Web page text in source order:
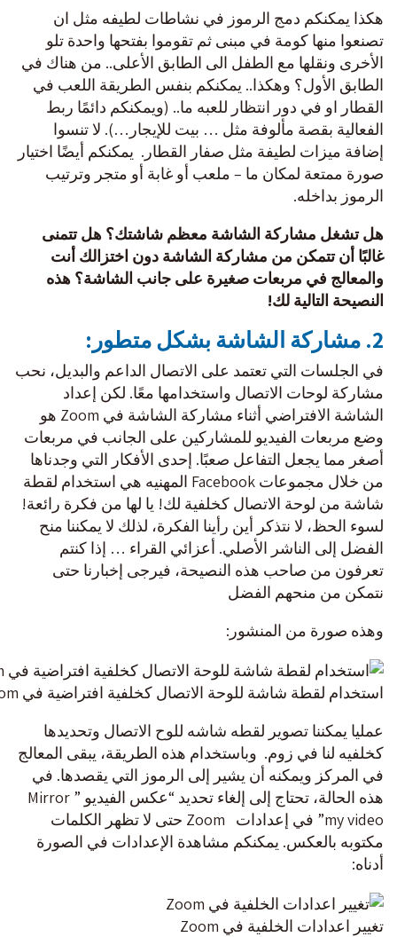
هكذا يمكنكم دمج الرموز في نشاطات لطيفه مثل ان
تصنعوا منها كومة في مبنى ثم تقوموا بفتحها واحدة تلو
الأخرى ونقلها مع الطفل الى الطابق الأعلى.. من هناك في
الطابق الأول؟ وهكذا.. يمكنكم بنفس الطريقة اللعب في
القطار او في دور انتظار للعبه ما.. (ويمكنكم دائمًا ربط
الفعالية بقصة مألوفة مثل … بيت للإيجار…). لا تنسوا
إضافة ميزات لطيفة مثل صفار القطار. يمكنكم أيضًا اختيار
صورة ممتعة لمكان ما – ملعب أو غابة أو متجر وترتيب
الرموز بداخله.
هل تشغل مشاركة الشاشة معظم شاشتك؟ هل تتمنى
غالبًا أن تتمكن من مشاركة الشاشة دون اختزالك أنت
والمعالج في مربعات صغيرة على جانب الشاشة؟ هذه
النصيحة التالية لك!
2. مشاركة الشاشة بشكل متطور :
في الجلسات التي تعتمد على الاتصال الداعم والبديل، نحب
مشاركة لوحات الاتصال واستخدامها معًا. لكن إعداد
الشاشة الافتراضي أثناء مشاركة الشاشة في Zoom هو
وضع مربعات الفيديو للمشاركين على الجانب في مربعات
أصغر مما يجعل التفاعل صعبًا. إحدى الأفكار التي وجدناها
من خلال مجموعات Facebook المهنيه هي استخدام لقطة
شاشة من لوحة الاتصال كخلفية لك! يا لها من فكرة رائعة!
لسوء الحظ، لا نتذكر أين رأينا الفكرة، لذلك لا يمكننا منح
الفضل إلى الناشر الأصلي. أعزائي القراء … إذا كنتم
تعرفون من صاحب هذه النصيحة، فيرجى إخبارنا حتى
نتمكن من منحهم الفضل
وهذه صورة من المنشور:
استخدام لقطة شاشة للوحة الاتصال كخلفية افتراضية في Zoom
عمليا يمكننا تصوير لقطه شاشه للوح الاتصال وتحديدها
كخلفيه لنا في زوم. وباستخدام هذه الطريقة، يبقى المعالج
في المركز ويمكنه أن يشير إلى الرموز التي يقصدها. في
هذه الحالة، تحتاج إلى إلغاء تحديد “عكس الفيديو ” Mirror
my video” في إعدادات Zoom حتى لا تظهر الكلمات
مكتوبه بالعكس. يمكنكم مشاهدة الإعدادات في الصورة
أدناه:
تغيير اعدادات الخلفية في Zoom